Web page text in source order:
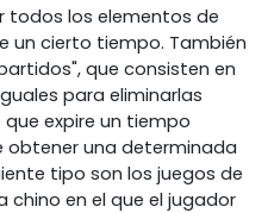
todos los elementos de
un cierto tiempo. También
que consisten en
para eliminarlas
expire un tiempo
obtener una determinada
tipo son los juegos de
chino en el que el jugador